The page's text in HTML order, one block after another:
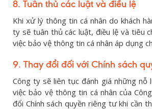
8. Tuân thủ các luật và điều lệ
Khi xử lý thông tin cá nhân do khách
ty sẽ tuân thủ các luật, điều lệ và tiêu
việc bảo vệ thông tin cá nhân áp dụng
9. Thay đổi đối với Chính sách
Công ty sẽ liên tục đánh giá những nỗ
việc bảo vệ thông tin cá nhân của
đổi Chính sách quyền riêng tư khi cần